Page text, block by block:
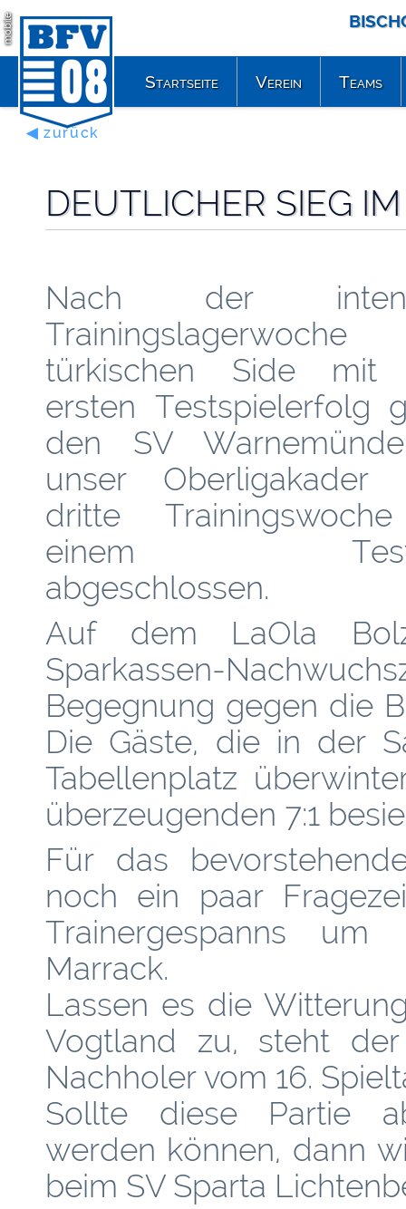
mobile
◀ zurück
DEUTLICHER SIEG
Nach der
türkischen Side mit
ersten Testspielerfolg
den SV
unser Oberligakader
dritte
einem
abgeschlossen.
Auf dem LaOla
Sparkassen-
Begegnung gegen die
Die Gäste, die in der
Tabellenplatz
überzeugenden 7:1
Für das
noch ein paar
Trainergespanns
Marrack.
Lassen es die
Vogtland zu, steht
Nachholer vom 16.
Sollte diese Partie
werden können, dann
beim SV Sparta
Startseite Verein Teams